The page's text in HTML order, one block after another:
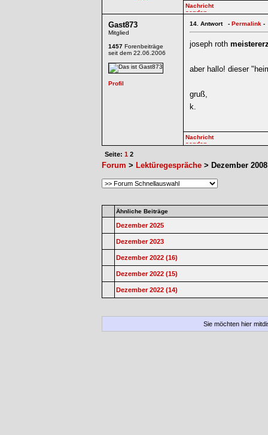
Gast873
Mitglied
1457 Forenbeiträge
seit dem 22.06.2006
14. Antwort - Permalink -
joseph roth
aber hallo! dieser
gruß,
k.
Seite: 1 2
Forum > Lektüregespräche > Dezember 2008
Ähnliche Beiträge
Dezember 2025
Dezember 2023
Dezember 2022 (16)
Dezember 2022 (15)
Dezember 2022 (14)
Sie möchten hier